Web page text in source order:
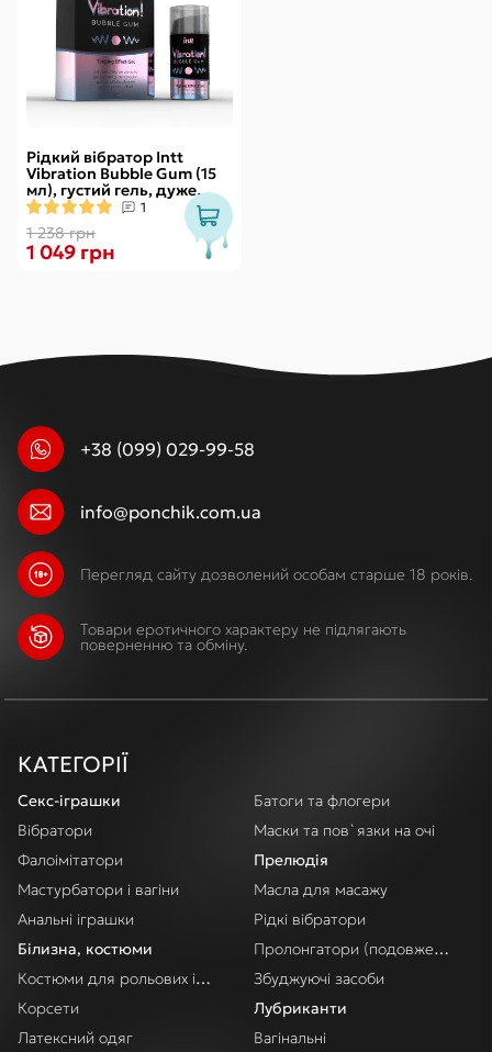
Рідкий вібратор Intt
Vibration Bubble Gum (15
мл), густий гель, дуже
смачний, діє до 30 хвилин
1
1 238 грн
1 049 грн
+38 (099) 029-99-58
info@ponchik.com.ua
Перегляд сайту дозволений особам старше 18 років.
Товари еротичного характеру не підлягають
поверненню та обміну.
КАТЕГОРІЇ
Секс-іграшки
Вібратори
Фалоімітатори
Мастурбатори і вагіни
Анальні іграшки
Білизна, костюми
Костюми для рольових ігор
Корсети
Латексний одяг
Батоги та флогери
Маски та пов`язки на очі
Прелюдія
Масла для масажу
Рідкі вібратори
Пролонгатори (подовження
Збуджуючі засоби
Лубриканти
Вагінальні